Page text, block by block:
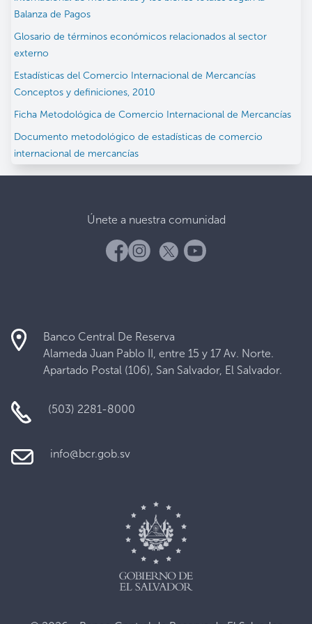
Balanza de Pagos
Glosario de términos económicos relacionados al sector
externo
Estadísticas del Comercio Internacional de Mercancías
Conceptos y definiciones, 2010
Ficha Metodológica de Comercio Internacional de Mercancías
Documento metodológico de estadísticas de comercio
internacional de mercancías
Banco Central De Reserva
Alameda Juan Pablo II, entre 15 y 17 Av. Norte.
Apartado Postal (106), San Salvador, El Salvador.
(503) 2281-8000
info@bcr.gob.sv
Únete a nuestra comunidad